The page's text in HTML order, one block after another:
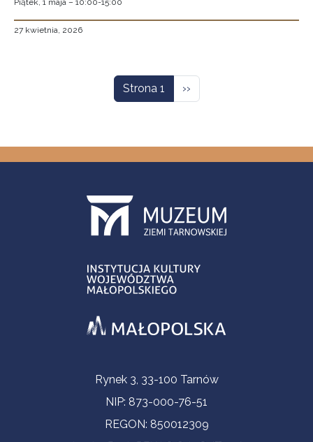
Piątek, 1 maja – 10:00-15:00
27 kwietnia, 2026
Strona 1 Następna strona
››
Informacje kontaktoweRynek 3, 33-100 Tarnów
NIP: 873-000-76-51
REGON: 850012309